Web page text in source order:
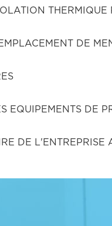
ARTISANALE DU